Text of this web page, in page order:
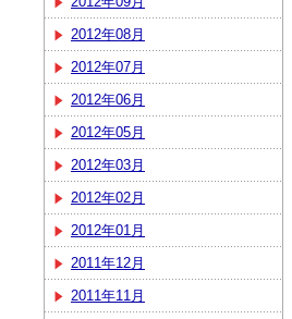
2012年08月
2012年07月
2012年06月
2012年05月
2012年03月
2012年02月
2012年01月
2011年12月
2011年11月